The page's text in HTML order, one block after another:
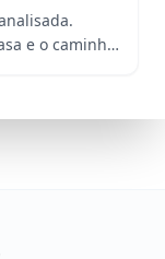
e o caminho